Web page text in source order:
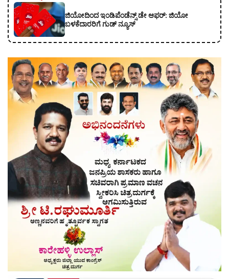
ಜಿಯೋದಿಂದ ಇಂಡಿಪೆಂಡೆನ್ಸ್ ಡೇ ಆಫರ್: ಜಿಯೋ
ಬಳಕೆದಾರರಿಗೆ ಗುಡ್ ನ್ಯೂಸ್